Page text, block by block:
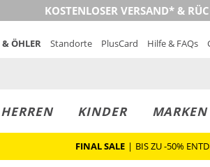
KOSTENLOSER VERSAND* &
ÖHLER Standorte PlusCard Hilfe & FAQs
HERREN KINDER MARKEN
FINAL SALE | BIS ZU -50%